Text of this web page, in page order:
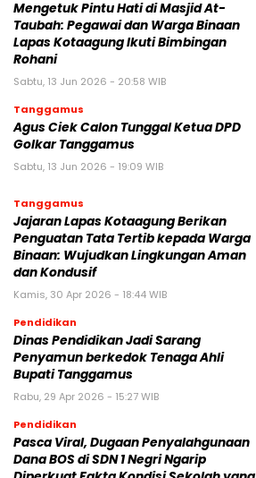
Mengetuk Pintu Hati di Masjid At-
Taubah: Pegawai dan Warga Binaan
Lapas Kotaagung Ikuti Bimbingan
Rohani
Sabtu, 13 Jun 2026 - 20:58 WIB
Tanggamus
Agus Ciek Calon Tunggal Ketua DPD
Golkar Tanggamus
Sabtu, 13 Jun 2026 - 19:09 WIB
Tanggamus
Jajaran Lapas Kotaagung Berikan
Penguatan Tata Tertib kepada Warga
Binaan: Wujudkan Lingkungan Aman
dan Kondusif
Kamis, 30 Apr 2026 - 18:44 WIB
Pendidikan
Dinas Pendidikan Jadi Sarang
Penyamun berkedok Tenaga Ahli
Bupati Tanggamus
Rabu, 29 Apr 2026 - 15:27 WIB
Pendidikan
Pasca Viral, Dugaan Penyalahgunaan
Dana BOS di SDN 1 Negri Ngarip